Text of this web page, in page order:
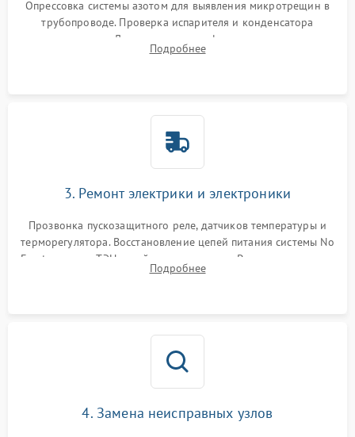
Опрессовка системы азотом для выявления микротрещин в
трубопроводе. Проверка испарителя и конденсатора
течеискателем. Демонтаж старого фильтра-осушителя и
продувка капиллярной трубки для устранения засоров.
Подробнее
3. Ремонт электрики и электроники
Прозвонка пускозащитного реле, датчиков температуры и
терморегулятора. Восстановление цепей питания системы No
Frost, включая ТЭН оттайки и вентилятор. Ремонт или замена
платы управления при сбоях алгоритмов.
Подробнее
4. Замена неисправных узлов